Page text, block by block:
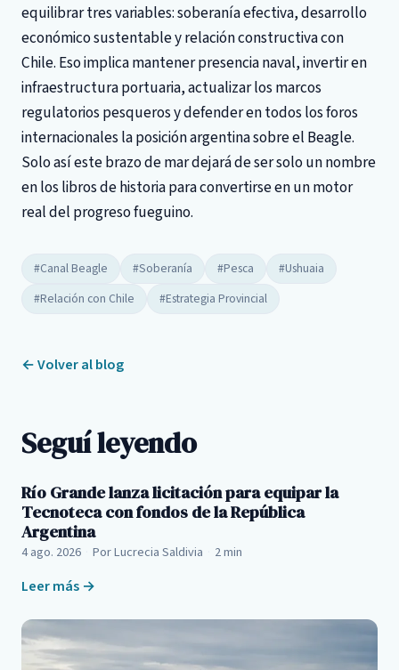
equilibrar tres variables: soberanía efectiva, desarrollo
económico sustentable y relación constructiva con
Chile. Eso implica mantener presencia naval, invertir en
infraestructura portuaria, actualizar los marcos
regulatorios pesqueros y defender en todos los foros
internacionales la posición argentina sobre el Beagle.
Solo así este brazo de mar dejará de ser solo un nombre
en los libros de historia para convertirse en un motor
real del progreso fueguino.
#Canal Beagle #Soberanía #Pesca
#Ushuaia
#Relación con Chile
#Estrategia Provincial
← Volver al blog
Seguí leyendo
Río Grande lanza licitación para equipar la
Tecnoteca con fondos de la República
Argentina
4 ago. 2026 Por Lucrecia Saldivia 2 min
Leer más →